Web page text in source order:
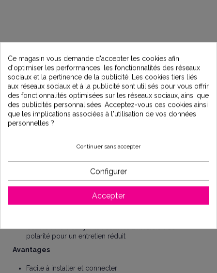
Description
Cellule de remplacementT-CELL-3-E 60
m3compatible avecl'électrolyseurAquarite Pro
Hayward
La Cellule de remplacement
taux de salinité minimum de 3,2 g/L.
Compatible avec électrolyseur: Aquarite Pro Hayward
Cellule auto-nettoyante : cellules à inversion de
polarité pour un entretien réduit
Avantages
Facile à installer et connecter
Ce magasin vous demande d'accepter les cookies afin
d'optimiser les performances, les fonctionnalités des réseaux
sociaux et la pertinence de la publicité. Les cookies tiers liés
aux réseaux sociaux et à la publicité sont utilisés pour vous offrir
des fonctionnalités optimisées sur les réseaux sociaux, ainsi que
des publicités personnalisées. Acceptez-vous ces cookies ainsi
que les implications associées à l'utilisation de vos données
personnelles ?
Continuer sans accepter
Configurer
Accepter